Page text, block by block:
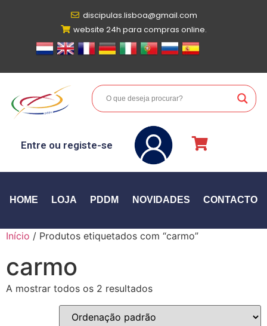
discipulas.lisboa@gmail.com
website 24h para compras online.
Entre ou registe-se
HOME LOJA PDDM NOVIDADES CONTACTO
Início / Produtos etiquetados com “carmo”
carmo
A mostrar todos os 2 resultados